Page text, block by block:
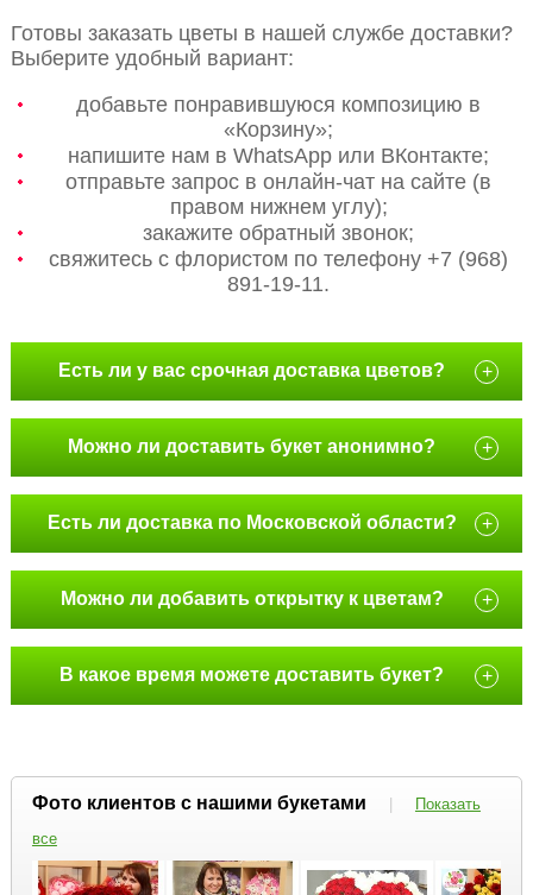
Готовы заказать цветы в нашей службе доставки?
Выберите удобный вариант:
добавьте понравившуюся композицию в
«Корзину»;
напишите нам в WhatsApp или ВКонтакте;
отправьте запрос в онлайн-чат на сайте (в
правом нижнем углу);
закажите обратный звонок;
свяжитесь с флористом по телефону +7 (968)
891-19-11.
Есть ли у вас срочная доставка цветов? +
Можно ли доставить букет анонимно? +
Есть ли доставка по Московской области? +
Можно ли добавить открытку к цветам? +
В какое время можете доставить букет? +
Фото клиентов с нашими букетами |
Показать
все